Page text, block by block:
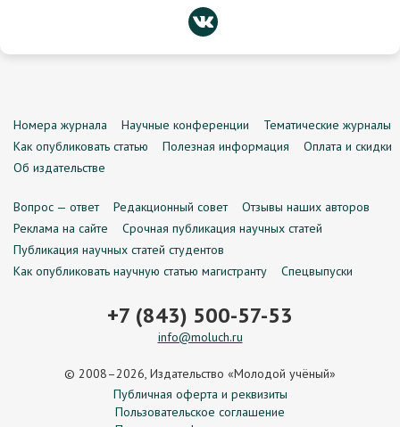
Номера журнала Научные конференции
Тематические журналы
Как опубликовать статью
Полезная информация
Оплата и скидки
Об издательстве
Вопрос — ответ Редакционный совет
Отзывы наших авторов
Реклама на сайте
Срочная публикация научных статей
Публикация научных статей студентов
Как опубликовать научную статью магистранту
Спецвыпуски
+7 (843) 500-57-53
info@moluch.ru
© 2008–2026, Издательство «Молодой учёный»
Публичная оферта и реквизиты
Пользовательское соглашение